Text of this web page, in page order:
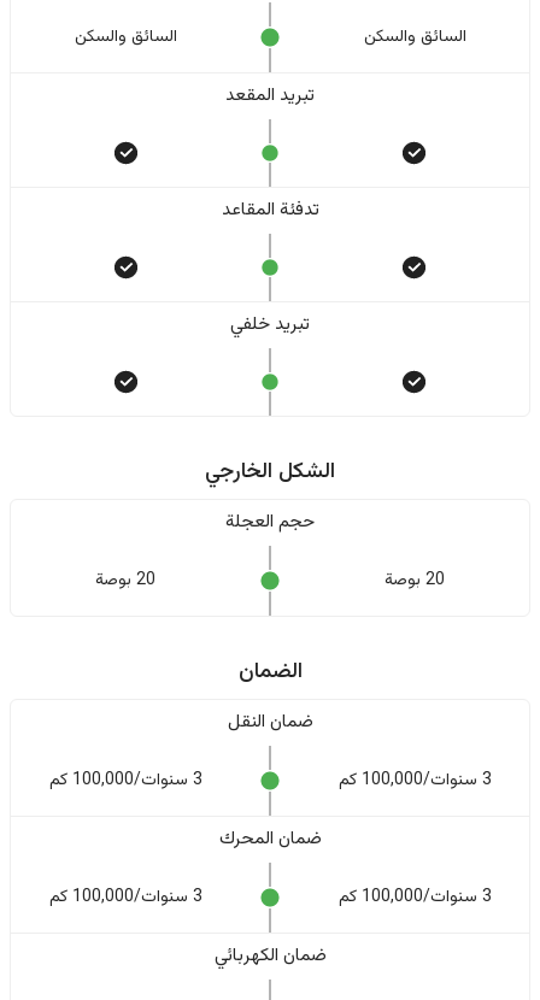
السائق والسکن السائق والسکن
تبريد المقعد
تدفئة المقاعد
تبريد خلفي
الشكل الخارجي
حجم العجلة
20 بوصة 20 بوصة
الضمان
ضمان النقل
3 سنوات/100,000 كم 3 سنوات/100,000 كم
ضمان المحرك
3 سنوات/100,000 كم 3 سنوات/100,000 كم
ضمان الكهربائي